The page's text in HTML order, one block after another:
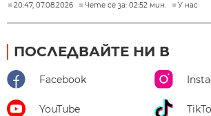
20:47, 07.08.2026 Чете се за: 02:52 мин. У нас
ПОСЛЕДВАЙТЕ НИ В
Facebook
YouTube